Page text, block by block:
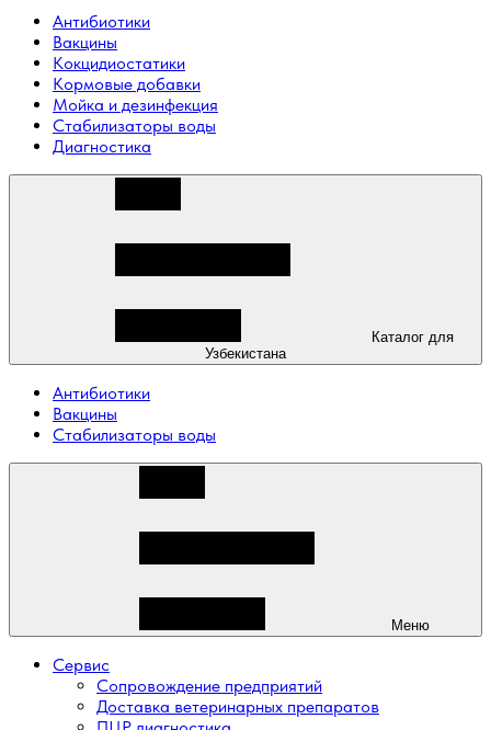
Антибиотики
Вакцины
Кокцидиостатики
Кормовые добавки
Мойка и дезинфекция
Стабилизаторы воды
Диагностика
Узбекистана
Антибиотики
Вакцины
Стабилизаторы воды
Меню
Сервис
Сопровождение предприятий
Доставка ветеринарных препаратов